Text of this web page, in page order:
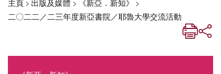
主頁> 出版及媒體 > 《新亞．新知》 >
二〇二二／二三年度新亞書院／耶魯大學交流活動